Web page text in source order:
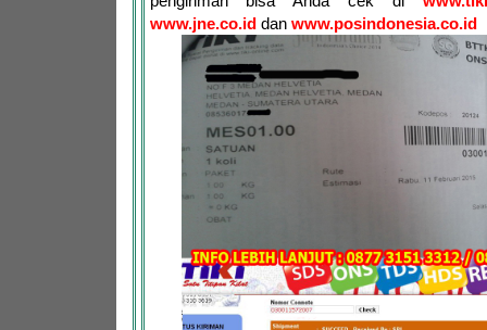
www.jne.co.iddan www.posindonesia.co.id